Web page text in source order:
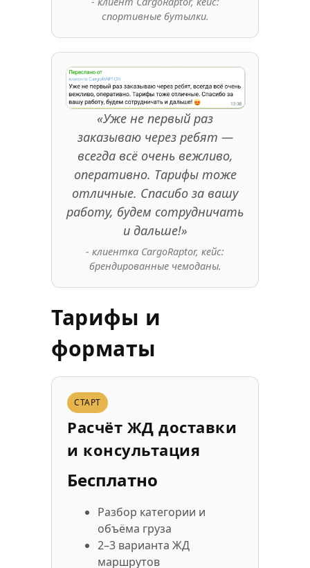
спортивные бутылки.
«Уже не первый раз
заказываю через ребят —
всегда всё очень вежливо,
оперативно. Тарифы тоже
отличные. Спасибо за вашу
работу, будем сотрудничать
и дальше!»
- клиентка CargoRaptor, кейс:
брендированные чемоданы.
Тарифы и
форматы
СТАРТ
Расчёт ЖД доставки
и консультация
Бесплатно
Разбор категории и
объёма груза
2–3 варианта ЖД
маршрутов